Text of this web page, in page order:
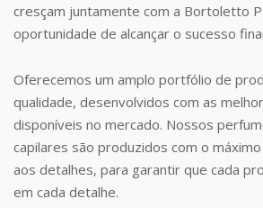
cresçam juntamente com a Bortoletto
oportunidade de alcançar o sucesso
Oferecemos um amplo portfólio de
qualidade, desenvolvidos com as
disponíveis no mercado. Nossos
capilares são produzidos com o
aos detalhes, para garantir que cada
em cada detalhe.